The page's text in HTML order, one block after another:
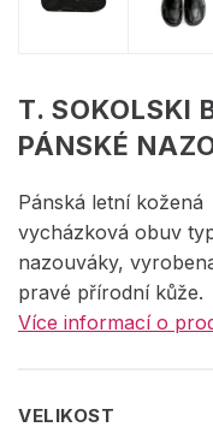
T. SOKOLSKI
PÁNSKÉ
Pánská letní kožená
vycházková obuv
nazouváky,
pravé přírodní kůže.
Více informací o
VELIKOST